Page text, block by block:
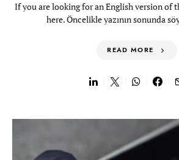
If you are looking for an English version of
here. Öncelikle yazının sonunda
READ MORE